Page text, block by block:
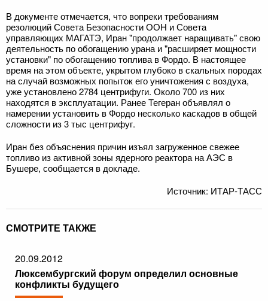
В документе отмечается, что вопреки требованиям
резолюций Совета Безопасности ООН и Совета
управляющих МАГАТЭ, Иран "продолжает наращивать" свою
деятельность по обогащению урана и "расширяет мощности
установки" по обогащению топлива в Фордо. В настоящее
время на этом объекте, укрытом глубоко в скальных породах
на случай возможных попыток его уничтожения с воздуха,
уже установлено 2784 центрифуги. Около 700 из них
находятся в эксплуатации. Ранее Тегеран объявлял о
намерении установить в Фордо несколько каскадов в общей
сложности из 3 тыс центрифуг.
Иран без объяснения причин изъял загруженное свежее
топливо из активной зоны ядерного реактора на АЭС в
Бушере, сообщается в докладе.
Источник: ИТАР-ТАСС
СМОТРИТЕ ТАКЖЕ
20.09.2012
Люксембургский форум определил основные
конфликты будущего